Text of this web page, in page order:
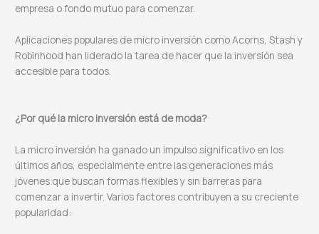
empresa o fondo mutuo para comenzar.
Aplicaciones populares de micro inversión como Acorns, Stash y
Robinhood han liderado la tarea de hacer que la inversión sea
accesible para todos.
¿Por qué la micro inversión está de moda?
La micro inversión ha ganado un impulso significativo en los
últimos años, especialmente entre las generaciones más
jóvenes que buscan formas flexibles y sin barreras para
comenzar a invertir. Varios factores contribuyen a su creciente
popularidad: